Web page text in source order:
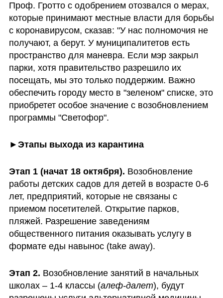
Проф. Гротто с одобрением отозвался о мерах,
которые принимают местные власти для борьбы
с коронавирусом, сказав: "У нас полномочия не
получают, а берут. У муниципалитетов есть
пространство для маневра. Если мэр закрыл
парки, хотя правительство разрешило их
посещать, мы это только поддержим. Важно
обеспечить городу место в "зеленом" списке, это
приобретет особое значение с возобновлением
программы "Светофор".
►Этапы выхода из карантина
Этап 1 (начат 18 октября). Возобновление
работы детских садов для детей в возрасте 0-6
лет, предприятий, которые не связаны с
приемом посетителей. Открытие парков,
пляжей. Разрешение заведениям
общественного питания оказывать услугу в
формате еды навынос (take away).
Этап 2. Возобновление занятий в начальных
школах – 1-4 классы (алеф-далет), будут